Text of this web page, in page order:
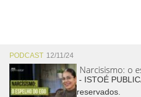
PODCAST 12/11/24
Narcisismo: o
Copyright © 2026 - ISTOÉ
Todos os direitos reservados.